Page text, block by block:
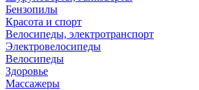
Бензопилы
Красота и спорт
Велосипеды, электротранспорт
Электровелосипеды
Велосипеды
Здоровье
Массажеры